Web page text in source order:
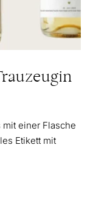
einer Flasche
Etikett mit